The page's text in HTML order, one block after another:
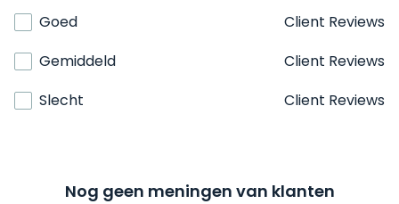
Goed
Client Reviews
Gemiddeld
Client Reviews
Slecht
Client Reviews
Nog geen meningen van klanten